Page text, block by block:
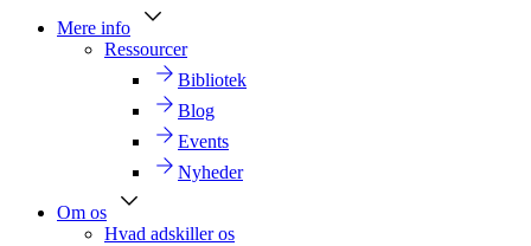
Mere info
Ressourcer
Bibliotek
Blog
Events
Nyheder
Om os
Hvad adskiller os